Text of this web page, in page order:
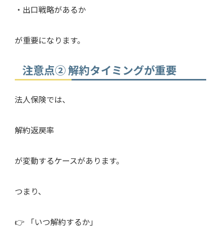
・出口戦略があるか
が重要になります。
注意点② 解約タイミングが重要
法人保険では、
解約返戻率
が変動するケースがあります。
つまり、
👉 「いつ解約するか」